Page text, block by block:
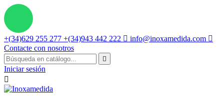
+(34)629 255 277 +(34)943 442 222  info@inoxamedida.com 
Contacte con nosotros

Iniciar sesión
